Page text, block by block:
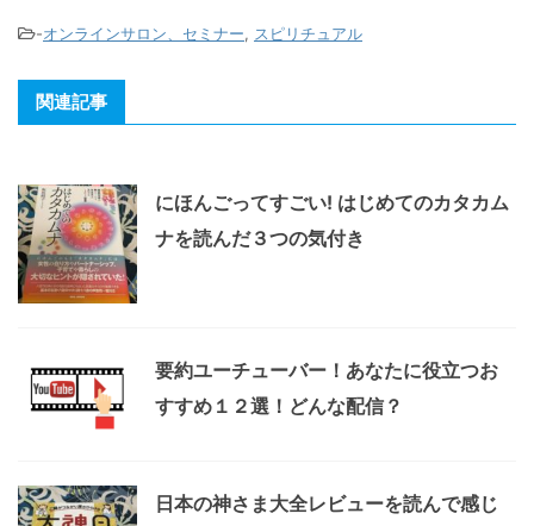
-オンラインサロン、セミナー, スピリチュアル
関連記事
にほんごってすごい! はじめてのカタカム
ナを読んだ３つの気付き
要約ユーチューバー！あなたに役立つお
すすめ１２選！どんな配信？
日本の神さま大全レビューを読んで感じ